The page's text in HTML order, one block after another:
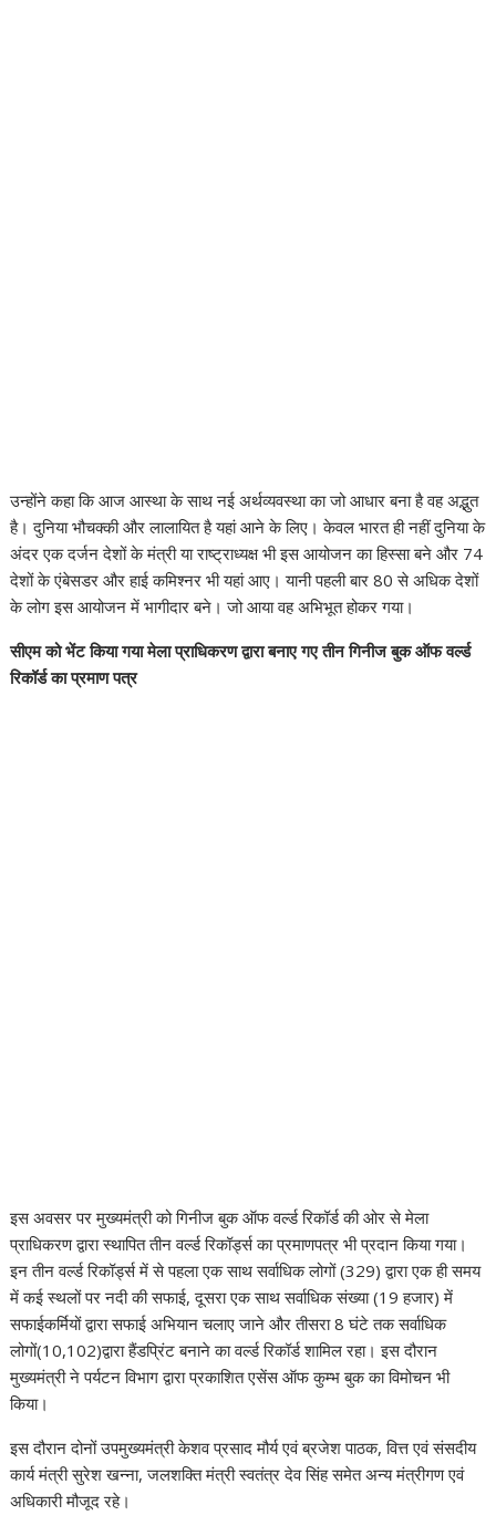
उन्होंने कहा कि आज आस्था के साथ नई अर्थव्यवस्था का जो आधार बना है वह अद्भुत
है। दुनिया भौचक्की और लालायित है यहां आने के लिए। केवल भारत ही नहीं दुनिया के
अंदर एक दर्जन देशों के मंत्री या राष्ट्राध्यक्ष भी इस आयोजन का हिस्सा बने और 74
देशों के एंबेसडर और हाई कमिश्नर भी यहां आए। यानी पहली बार 80 से अधिक देशों
के लोग इस आयोजन में भागीदार बने। जो आया वह अभिभूत होकर गया।
सीएम को भेंट किया गया मेला प्राधिकरण द्वारा बनाए गए तीन गिनीज बुक ऑफ वर्ल्ड
रिकॉर्ड का प्रमाण पत्र
इस अवसर पर मुख्यमंत्री को गिनीज बुक ऑफ वर्ल्ड रिकॉर्ड की ओर से मेला
प्राधिकरण द्वारा स्थापित तीन वर्ल्ड रिकॉर्ड्स का प्रमाणपत्र भी प्रदान किया गया।
इन तीन वर्ल्ड रिकॉर्ड्स में से पहला एक साथ सर्वाधिक लोगों (329) द्वारा एक ही समय
में कई स्थलों पर नदी की सफाई, दूसरा एक साथ सर्वाधिक संख्या (19 हजार) में
सफाईकर्मियों द्वारा सफाई अभियान चलाए जाने और तीसरा 8 घंटे तक सर्वाधिक
लोगों(10,102)द्वारा हैंडप्रिंट बनाने का वर्ल्ड रिकॉर्ड शामिल रहा। इस दौरान
मुख्यमंत्री ने पर्यटन विभाग द्वारा प्रकाशित एसेंस ऑफ कुम्भ बुक का विमोचन भी
किया।
इस दौरान दोनों उपमुख्यमंत्री केशव प्रसाद मौर्य एवं ब्रजेश पाठक, वित्त एवं संसदीय
कार्य मंत्री सुरेश खन्ना, जलशक्ति मंत्री स्वतंत्र देव सिंह समेत अन्य मंत्रीगण एवं
अधिकारी मौजूद रहे।